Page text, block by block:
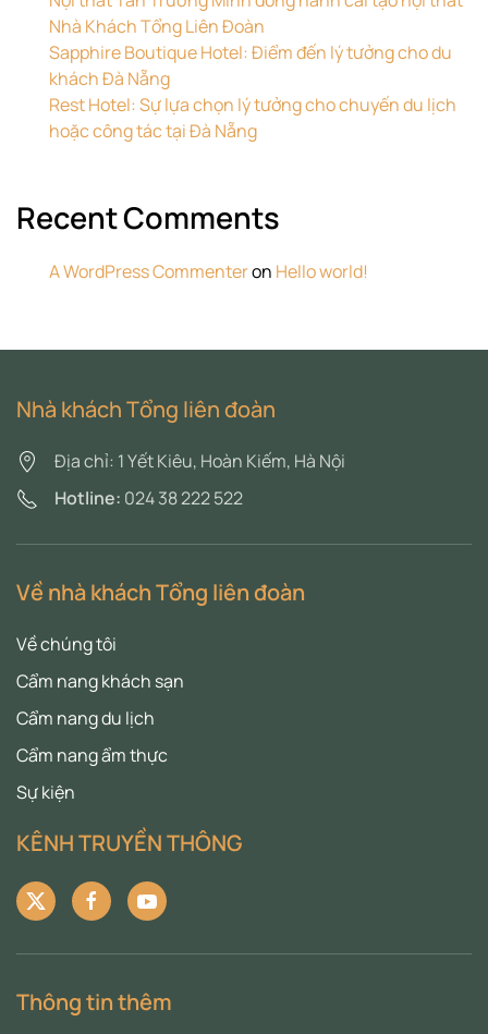
Nhà Khách Tổng Liên Đoàn
Sapphire Boutique Hotel: Điểm đến lý tưởng cho du
khách Đà Nẵng
Rest Hotel: Sự lựa chọn lý tưởng cho chuyến du lịch
hoặc công tác tại Đà Nẵng
Recent Comments
A WordPress Commenteron Hello world!
Nhà khách Tổng liên đoàn
Địa chỉ: 1 Yết Kiêu, Hoàn Kiếm, Hà Nội
Hotline: 024 38 222 522
Về nhà khách Tổng liên đoàn
Về chúng tôi
Cẩm nang khách sạn
Cẩm nang du lịch
Cẩm nang ẩm thực
Sự kiện
KÊNH TRUYỀN THÔNG
Thông tin thêm